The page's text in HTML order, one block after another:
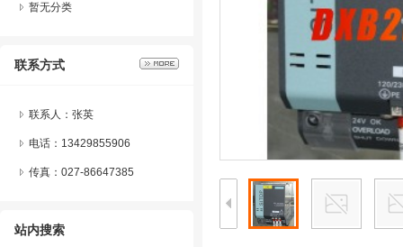
暂无分类
联系方式
联系人：张英
电话：13429855906
传真：027-86647385
站内搜索